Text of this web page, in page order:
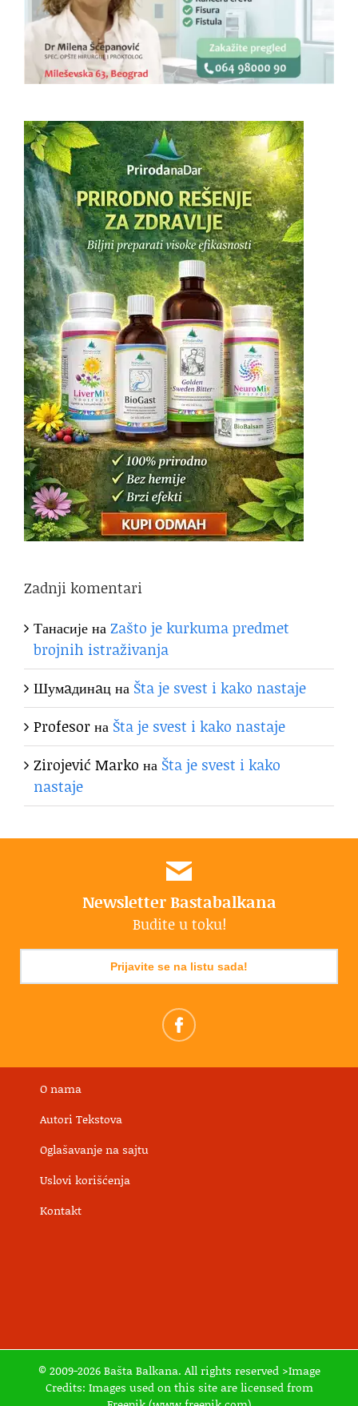
Zadnji komentari
ТанасијенаZašto je kurkuma predmet
brojnih istraživanja
Шумaдинaцна Šta je svest i kako nastaje
Profesorна Šta je svest i kako nastaje
Zirojević Marko на Šta je svest i kako
nastaje
Newsletter Bastabalkana
Budite u toku!
Prijavite se na listu sada!
O nama
Autori Tekstova
Oglašavanje na sajtu
Uslovi korišćenja
Kontakt
© 2009-2026 Bašta Balkana. All rights reserved >Image
Credits: Images used on this site are licensed from